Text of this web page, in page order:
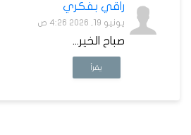
راقي بفكري
يونيو 19, 2026 4:26 ص
صباح الخير...
يقرأ